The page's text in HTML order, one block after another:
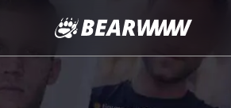
contenu